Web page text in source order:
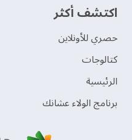
اكتشف أكثر
حصري للأونلاين
‫كتالوجات‬
الرئيسية
برنامج الولاء عشانك